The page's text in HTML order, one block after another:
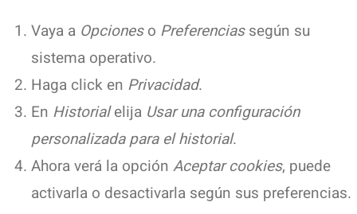
Vaya a Opcioneso Preferenciassegún su
sistema operativo.
Haga click en Privacidad.
En Historialelija Usar una configuración
personalizada para el historial.
Ahora verá la opciónAceptar cookies, puede
activarla o desactivarla según sus preferencias.